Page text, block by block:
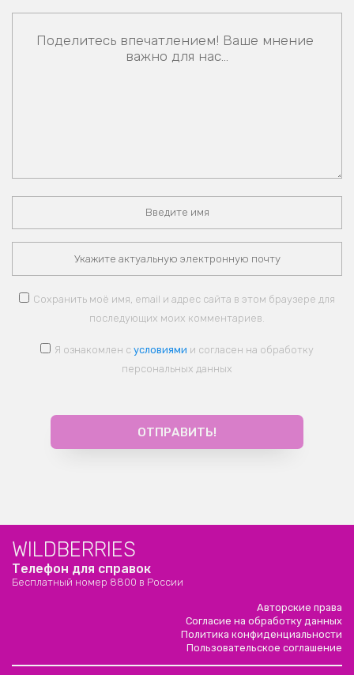
Сохранить моё имя, email и адрес сайта в этом браузере для
последующих моих комментариев.
Я ознакомлен с условиями и согласен на обработку
персональных данных
WILDBERRIES
Телефон для справок
Бесплатный номер 8800 в России
Авторские права
Согласие на обработку данных
Политика конфиденциальности
Пользовательское соглашение